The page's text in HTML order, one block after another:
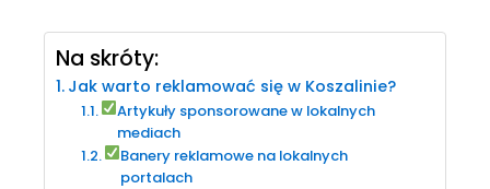
Na skróty:
Jak warto reklamować się w Koszalinie?
Artykuły sponsorowane w lokalnych
mediach
Banery reklamowe na lokalnych
portalach